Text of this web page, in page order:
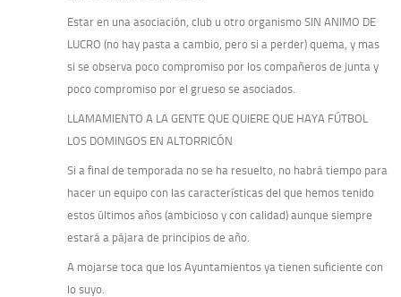
Estar en una asociación, club u otro organismo SIN ANIMO DE
LUCRO (no hay pasta a cambio, pero si a perder) quema, y mas
si se observa poco compromiso por los compañeros de junta y
poco compromiso por el grueso se asociados.
LLAMAMIENTO A LA GENTE QUE QUIERE QUE HAYA FÚTBOL
LOS DOMINGOS EN ALTORRICÓN
Si a final de temporada no se ha resuelto, no habrá tiempo para
hacer un equipo con las características del que hemos tenido
estos últimos años (ambicioso y con calidad) aunque siempre
estará a pájara de principios de año.
A mojarse toca que los Ayuntamientos ya tienen suficiente con
lo suyo.